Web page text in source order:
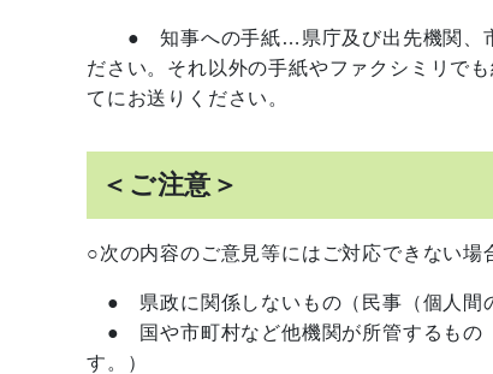
● 知事への手紙…県庁及び出先機関、市
ださい。それ以外の手紙やファクシミリで
てにお送りください。
＜ご注意＞
○次の内容のご意見等にはご対応できない場
● 県政に関係しないもの（民事（個人間
● 国や市町村など他機関が所管するもの
す。）